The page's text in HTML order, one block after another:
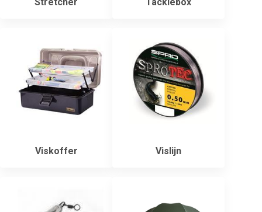
Viskoffer Vislijn